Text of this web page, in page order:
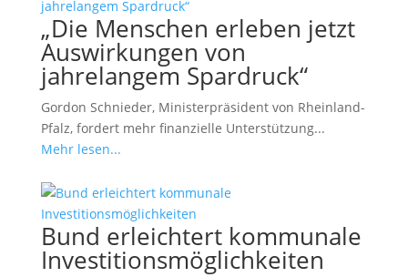
„Die Menschen erleben jetzt
Auswirkungen von
jahrelangem Spardruck“
Gordon Schnieder, Ministerpräsident von Rheinland-
Pfalz, fordert mehr finanzielle Unterstützung...
Mehr lesen...
Bund erleichtert kommunale
Investitionsmöglichkeiten